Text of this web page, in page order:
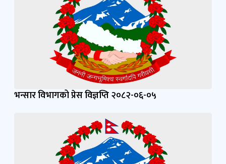
भन्सार विभागको प्रेस विज्ञप्ति २०८२-०६-०५